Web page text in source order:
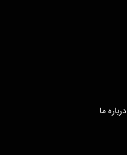
درباره ما